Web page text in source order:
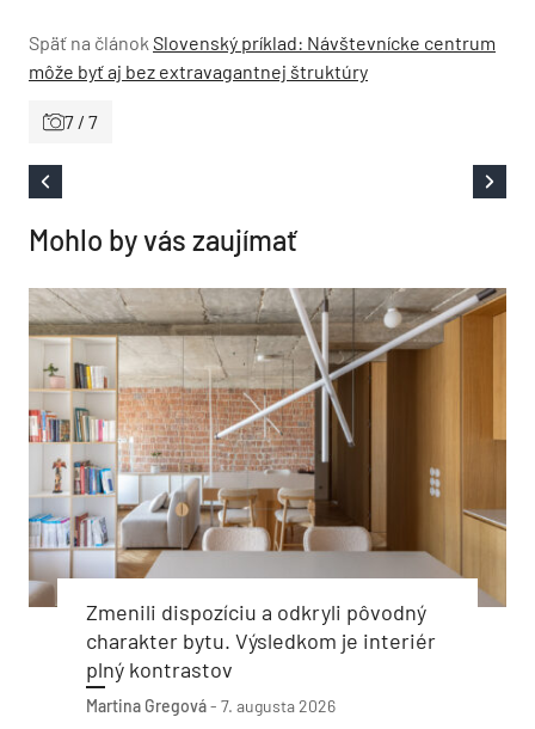
Späť na článok Slovenský príklad: Návštevnícke centrum
môže byť aj bez extravagantnej štruktúry
7 / 7
Mohlo by vás zaujímať
Zmenili dispozíciu a odkryli pôvodný
charakter bytu. Výsledkom je interiér
plný kontrastov
Martina Gregová- 7. augusta 2026